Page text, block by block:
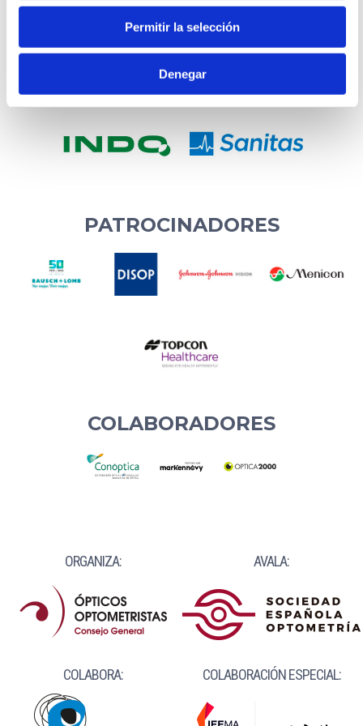
Permitir la selección
Denegar
PATROCINADORES
COLABORADORES
ORGANIZA: AVALA:
COLABORA: COLABORACIÓN ESPECIAL: